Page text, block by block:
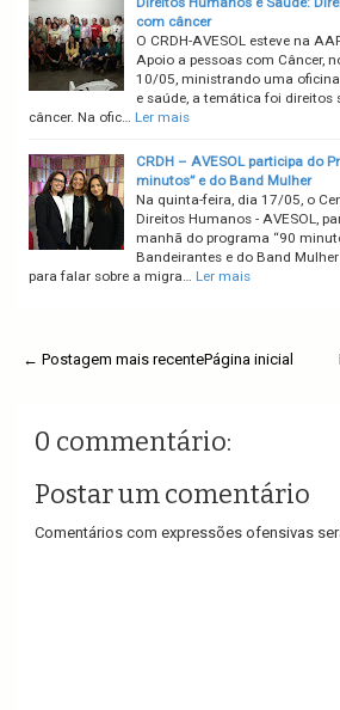
com câncer
O CRDH-AVESOL esteve na
Apoio a pessoas com Câncer,
10/05, ministrando uma
e saúde, a temática foi direitos
câncer. Na ofic… Ler mais
CRDH – AVESOL participa do
minutos” e do Band Mulher
Na quinta-feira, dia 17/05, o
Direitos Humanos - AVESOL,
manhã do programa “90
Bandeirantes e do Band
para falar sobre a migra… Ler mais
← Postagem mais recentePágina inicial
0 commentário:
Postar um comentário
Comentários com expressões ofensivas